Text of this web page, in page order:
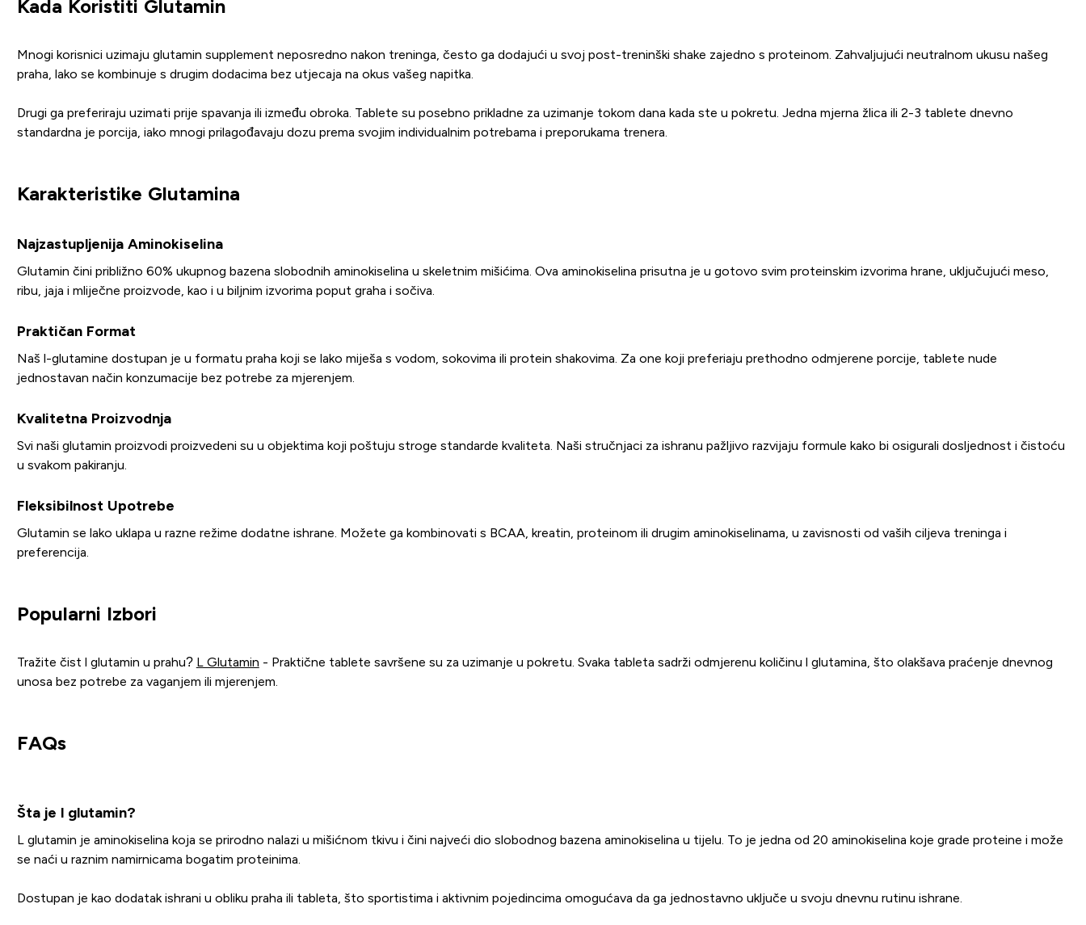
Kada Koristiti Glutamin
Mnogi korisnici uzimaju glutamin supplement neposredno nakon treninga, često ga dodajući u svoj post-treninški shake zajedno s proteinom. Zahvaljujući neutralnom ukusu našeg
praha, lako se kombinuje s drugim dodacima bez utjecaja na okus vašeg napitka.
Drugi ga preferiraju uzimati prije spavanja ili između obroka. Tablete su posebno prikladne za uzimanje tokom dana kada ste u pokretu. Jedna mjerna žlica ili 2-3 tablete dnevno
standardna je porcija, iako mnogi prilagođavaju dozu prema svojim individualnim potrebama i preporukama trenera.
Karakteristike Glutamina
Najzastupljenija Aminokiselina
Glutamin čini približno 60% ukupnog bazena slobodnih aminokiselina u skeletnim mišićima. Ova aminokiselina prisutna je u gotovo svim proteinskim izvorima hrane, uključujući meso,
ribu, jaja i mliječne proizvode, kao i u biljnim izvorima poput graha i sočiva.
Praktičan Format
Naš l-glutamine dostupan je u formatu praha koji se lako miješa s vodom, sokovima ili protein shakovima. Za one koji preferiaju prethodno odmjerene porcije, tablete nude
jednostavan način konzumacije bez potrebe za mjerenjem.
Kvalitetna Proizvodnja
Svi naši glutamin proizvodi proizvedeni su u objektima koji poštuju stroge standarde kvaliteta. Naši stručnjaci za ishranu pažljivo razvijaju formule kako bi osigurali dosljednost i čistoću
u svakom pakiranju.
Fleksibilnost Upotrebe
Glutamin se lako uklapa u razne režime dodatne ishrane. Možete ga kombinovati s BCAA, kreatin, proteinom ili drugim aminokiselinama, u zavisnosti od vaših ciljeva treninga i
preferencija.
Popularni Izbori
Tražite čist l glutamin u prahu? L Glutamin - Praktične tablete savršene su za uzimanje u pokretu. Svaka tableta sadrži odmjerenu količinu l glutamina, što olakšava praćenje dnevnog
unosa bez potrebe za vaganjem ili mjerenjem.
FAQs
Šta je l glutamin?
L glutamin je aminokiselina koja se prirodno nalazi u mišićnom tkivu i čini najveći dio slobodnog bazena aminokiselina u tijelu. To je jedna od 20 aminokiselina koje grade proteine i može
se naći u raznim namirnicama bogatim proteinima.
Dostupan je kao dodatak ishrani u obliku praha ili tableta, što sportistima i aktivnim pojedincima omogućava da ga jednostavno uključe u svoju dnevnu rutinu ishrane.